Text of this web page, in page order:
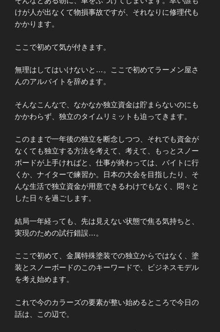
けが人が出なくて物損事故ですが、それなりに修理代も
かかります。
ここで初めて気が付きます。
無理はしてはいけないと…。ここで初めてラーメン屋さ
んのアルバイトを辞めます。
そんなこんなで、なかなか独立資金は貯まらないのにも
かかわらず、独立のタイムリミットも迫ってきます。
このままで一年後の独立を断念しつつ、それでも資金が
なくても独立する方法を考えて、考えて、もっとスノー
ボードが上手ければと、仕事が終わっては、バイトに行
くか、ナイターで練習か。日本の大会を目指したり、そ
んな生活で独立資金が用意できるわけでもなく、悶々と
した日々を過ごします。
結局一年経っても、先は見えない状態で焦る気持ちと、
実現のための試行錯誤…。
ここで初めて、金属特殊塗装での独立からではなく、塗
装とスノーボードのこのキーワードで、ビジネスモデル
を考え始めます。
これで今のカラーズの要素が整い始めるところで今日の
話は、この辺で。